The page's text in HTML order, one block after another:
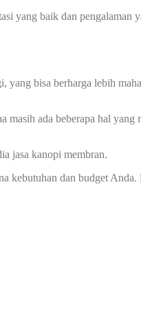
yang baik dan pengalaman
yang bisa berharga lebih
ada beberapa hal
jasa kanopi membran.
kebutuhan dan budget